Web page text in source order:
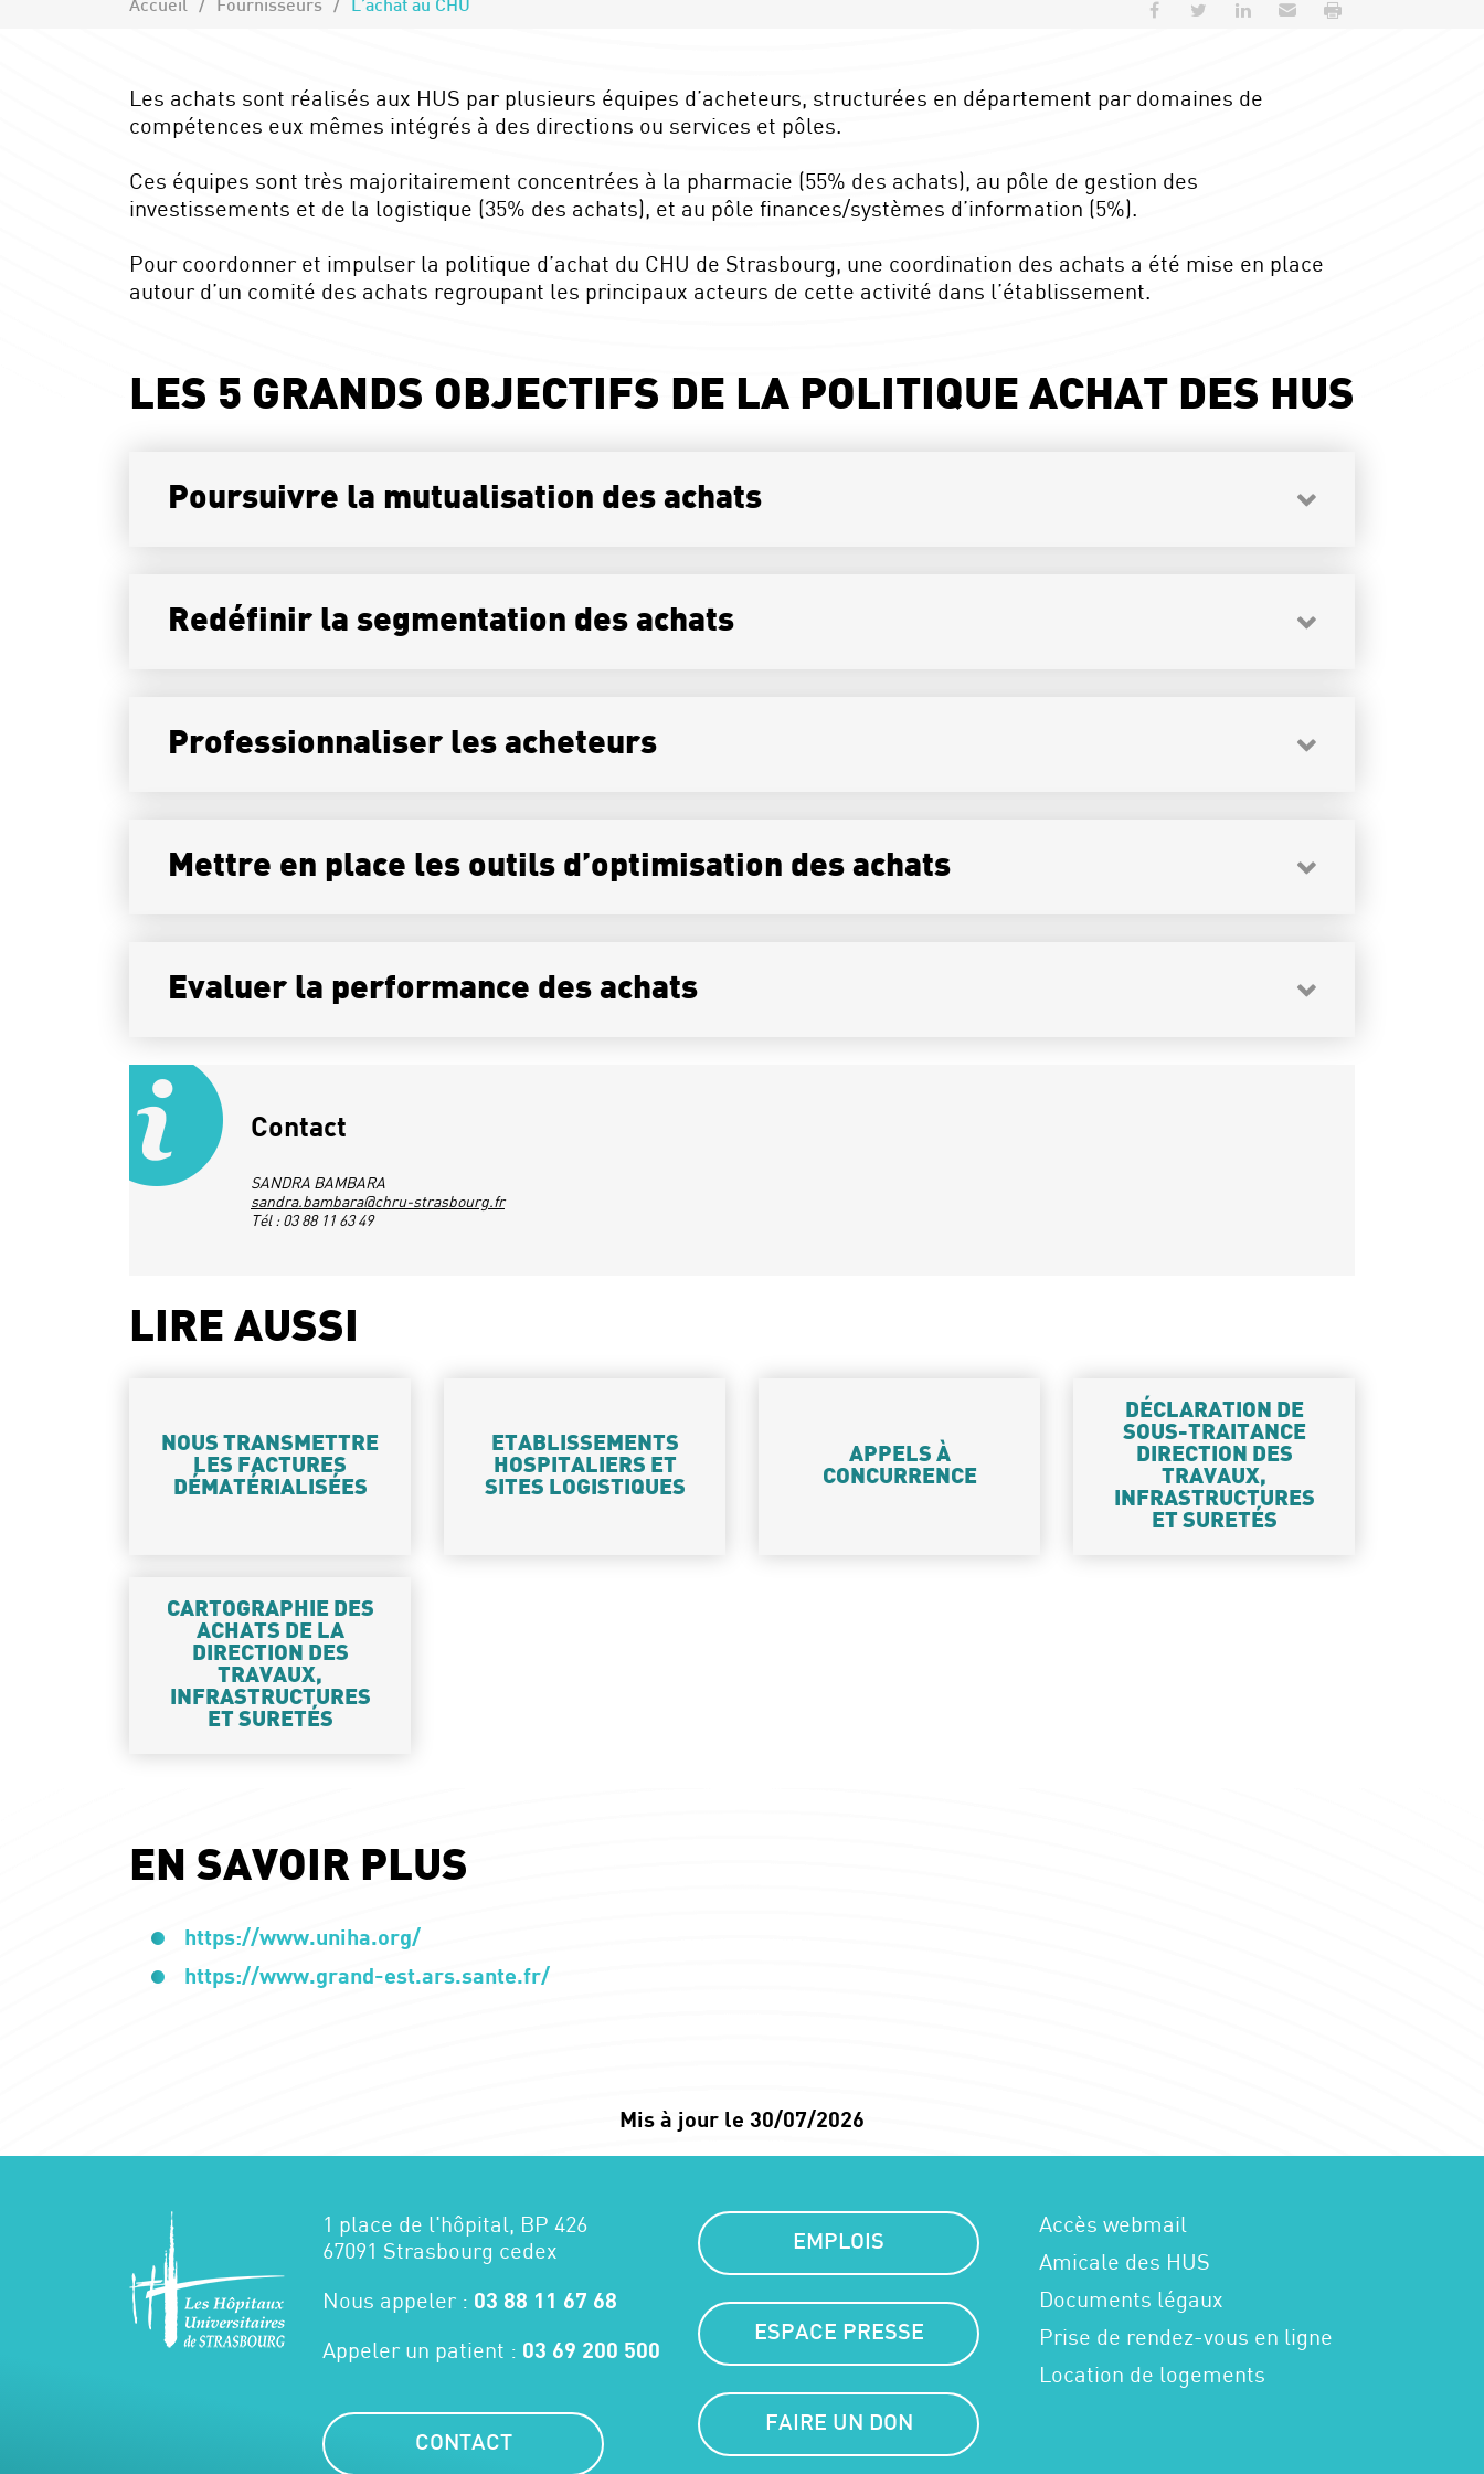
Accueil Fournisseurs L’achat au CHU Partager sur Facebook
Partager sur Twitter
Partager sur LinkedIn
Envoyer par e-mail
Les achats sont réalisés aux HUS par plusieurs équipes d’acheteurs, structurées en département par domaines de
compétences eux mêmes intégrés à des directions ou services et pôles.
Ces équipes sont très majoritairement concentrées à la pharmacie (55% des achats), au pôle de gestion des
investissements et de la logistique (35% des achats), et au pôle finances/systèmes d’information (5%).
Pour coordonner et impulser la politique d’achat du CHU de Strasbourg, une coordination des achats a été mise en place
autour d’un comité des achats regroupant les principaux acteurs de cette activité dans l’établissement.
LES 5 GRANDS OBJECTIFS DE LA POLITIQUE ACHAT DES HUS
Poursuivre la mutualisation des achats
Redéfinir la segmentation des achats
Professionnaliser les acheteurs
Mettre en place les outils d’optimisation des achats
Evaluer la performance des achats
Contact
SANDRA BAMBARA
sandra.bambara@chru-strasbourg.fr
Tél : 03 88 11 63 49
LIRE AUSSI
NOUS TRANSMETTRE
LES FACTURES
DÉMATÉRIALISÉES
ETABLISSEMENTS
HOSPITALIERS ET
SITES LOGISTIQUES
APPELS À
CONCURRENCE
DÉCLARATION DE
SOUS-TRAITANCE
DIRECTION DES
TRAVAUX,
INFRASTRUCTURES
ET SURETÉS
CARTOGRAPHIE DES
ACHATS DE LA
DIRECTION DES
TRAVAUX,
INFRASTRUCTURES
ET SURETÉS
EN SAVOIR PLUS
https://www.uniha.org/
https://www.grand-est.ars.sante.fr/
Mis à jour le 30/07/2026
1 place de l'hôpital, BP 426
67091 Strasbourg cedex
Nous appeler : 03 88 11 67 68
Appeler un patient : 03 69 200 500
CONTACT
EMPLOIS
ESPACE PRESSE
FAIRE UN DON
Accès webmail
Amicale des HUS
Documents légaux
Prise de rendez-vous en ligne
Location de logements